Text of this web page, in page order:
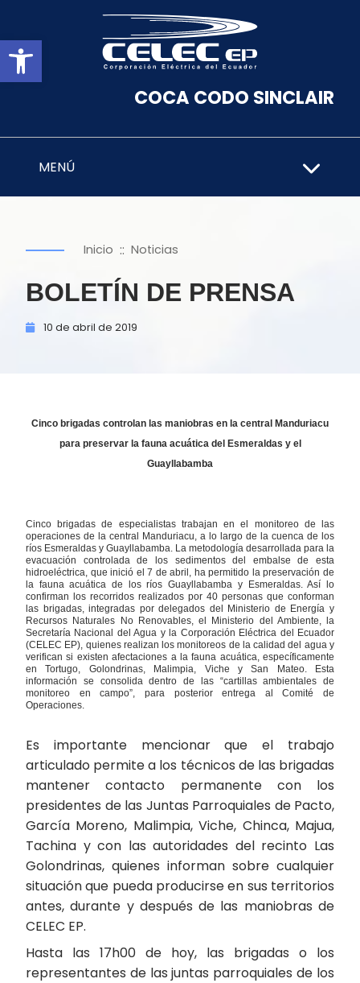
Abrir barra de herramientas
COCA CODO SINCLAIR
MENÚ
Inicio :: Noticias
BOLETÍN DE PRENSA
10 de abril de 2019
Cinco brigadas controlan las maniobras en la central Manduriacu
para preservar la fauna acuática del Esmeraldas y el
Guayllabamba
Cinco brigadas de especialistas trabajan en el monitoreo de las
operaciones de la central Manduriacu, a lo largo de la cuenca de los
ríos Esmeraldas y Guayllabamba. La metodología desarrollada para la
evacuación controlada de los sedimentos del embalse de esta
hidroeléctrica, que inició el 7 de abril, ha permitido la preservación de
la fauna acuática de los ríos Guayllabamba y Esmeraldas. Así lo
confirman los recorridos realizados por 40 personas que conforman
las brigadas, integradas por delegados del Ministerio de Energía y
Recursos Naturales No Renovables, el Ministerio del Ambiente, la
Secretaría Nacional del Agua y la Corporación Eléctrica del Ecuador
(CELEC EP), quienes realizan los monitoreos de la calidad del agua y
verifican si existen afectaciones a la fauna acuática, específicamente
en Tortugo, Golondrinas, Malimpia, Viche y San Mateo. Esta
información se consolida dentro de las “cartillas ambientales de
monitoreo en campo”, para posterior entrega al Comité de
Operaciones.
Es importante mencionar que el trabajo
articulado permite a los técnicos de las brigadas
mantener contacto permanente con los
presidentes de las Juntas Parroquiales de Pacto,
García Moreno, Malimpia, Viche, Chinca, Majua,
Tachina y con las autoridades del recinto Las
Golondrinas, quienes informan sobre cualquier
situación que pueda producirse en sus territorios
antes, durante y después de las maniobras de
CELEC EP.
Hasta las 17h00 de hoy, las brigadas o los
representantes de las juntas parroquiales de los